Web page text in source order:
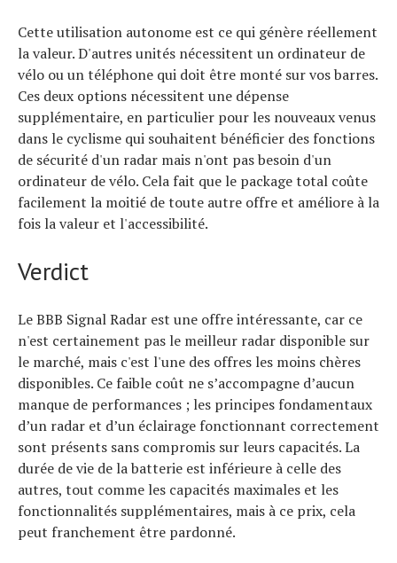
Cette utilisation autonome est ce qui génère réellement
la valeur. D'autres unités nécessitent un ordinateur de
vélo ou un téléphone qui doit être monté sur vos barres.
Ces deux options nécessitent une dépense
supplémentaire, en particulier pour les nouveaux venus
dans le cyclisme qui souhaitent bénéficier des fonctions
de sécurité d'un radar mais n'ont pas besoin d'un
ordinateur de vélo. Cela fait que le package total coûte
facilement la moitié de toute autre offre et améliore à la
fois la valeur et l'accessibilité.
Verdict
Le BBB Signal Radar est une offre intéressante, car ce
n'est certainement pas le meilleur radar disponible sur
le marché, mais c'est l'une des offres les moins chères
disponibles. Ce faible coût ne s’accompagne d’aucun
manque de performances ; les principes fondamentaux
d’un radar et d’un éclairage fonctionnant correctement
sont présents sans compromis sur leurs capacités. La
durée de vie de la batterie est inférieure à celle des
autres, tout comme les capacités maximales et les
fonctionnalités supplémentaires, mais à ce prix, cela
peut franchement être pardonné.